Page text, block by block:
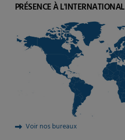
PRÉSENCE À L'INTERNATIONAL
Voir nos bureaux